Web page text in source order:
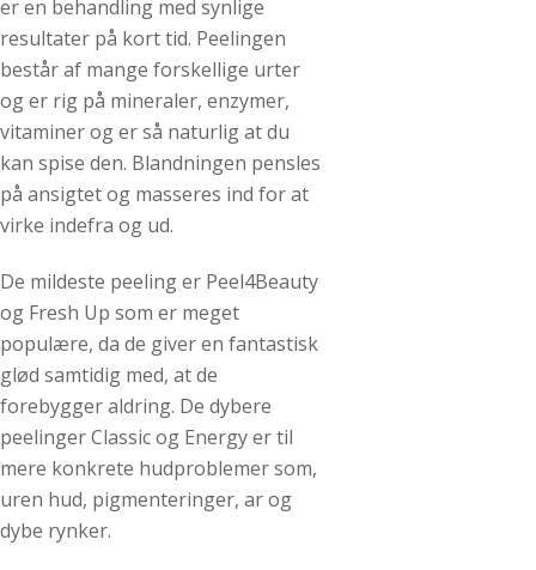
er en behandling med synlige
resultater på kort tid. Peelingen
består af mange forskellige urter
og er rig på mineraler, enzymer,
vitaminer og er så naturlig at du
kan spise den. Blandningen pensles
på ansigtet og masseres ind for at
virke indefra og ud.
De mildeste peeling er Peel4Beauty
og Fresh Up som er meget
populære, da de giver en fantastisk
glød samtidig med, at de
forebygger aldring. De dybere
peelinger Classic og Energy er til
mere konkrete hudproblemer som,
uren hud, pigmenteringer, ar og
dybe rynker.